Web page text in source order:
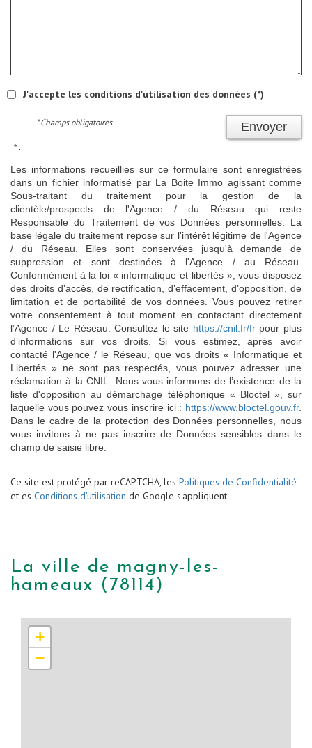
J'accepte les conditions d'utilisation des données (*)
Envoyer
* Champs obligatoires
* :
Les informations recueillies sur ce formulaire sont enregistrées
dans un fichier informatisé par La Boite Immo agissant comme
Sous-traitant du traitement pour la gestion de la
clientèle/prospects de l'Agence / du Réseau qui reste
Responsable du Traitement de vos Données personnelles. La
base légale du traitement repose sur l'intérêt légitime de l'Agence
/ du Réseau. Elles sont conservées jusqu'à demande de
suppression et sont destinées à l'Agence / au Réseau.
Conformément à la loi « informatique et libertés », vous disposez
des droits d’accès, de rectification, d’effacement, d’opposition, de
limitation et de portabilité de vos données. Vous pouvez retirer
votre consentement à tout moment en contactant directement
l’Agence / Le Réseau. Consultez le site https://cnil.fr/frpour plus
d’informations sur vos droits. Si vous estimez, après avoir
contacté l'Agence / le Réseau, que vos droits « Informatique et
Libertés » ne sont pas respectés, vous pouvez adresser une
réclamation à la CNIL. Nous vous informons de l’existence de la
liste d'opposition au démarchage téléphonique « Bloctel », sur
laquelle vous pouvez vous inscrire ici : https://www.bloctel.gouv.fr.
Dans le cadre de la protection des Données personnelles, nous
vous invitons à ne pas inscrire de Données sensibles dans le
champ de saisie libre.
Ce site est protégé par reCAPTCHA, les Politiques de Confidentialité
et es Conditions d'utilisation de Google s'appliquent.
la ville de magny-les-
hameaux (78114)
+
−